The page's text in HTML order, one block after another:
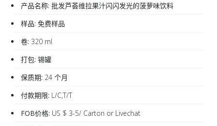
产品名称: 批发芦荟维拉果汁闪闪发光的菠萝味饮料
样品: 免费样品
卷: 320 ml
打包: 锡罐
保质期: 24 个月
付款期限: L/C,T/T
FOB价格: US $ 3-5/ Carton or Livechat